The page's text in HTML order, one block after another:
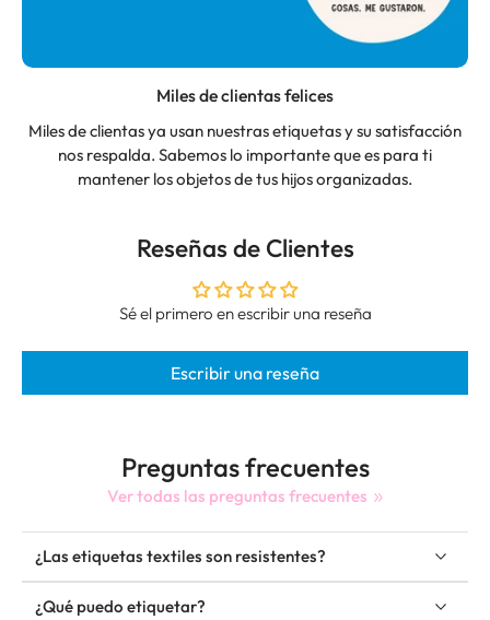
Miles de clientas felices
Miles de clientas ya usan nuestras etiquetas y su satisfacción
nos respalda. Sabemos lo importante que es para ti
mantener los objetos de tus hijos organizadas.
Reseñas de Clientes
Sé el primero en escribir una reseña
Escribir una reseña
Preguntas frecuentes
Ver todas las preguntas frecuentes
¿Las etiquetas textiles son resistentes?
¿Qué puedo etiquetar?